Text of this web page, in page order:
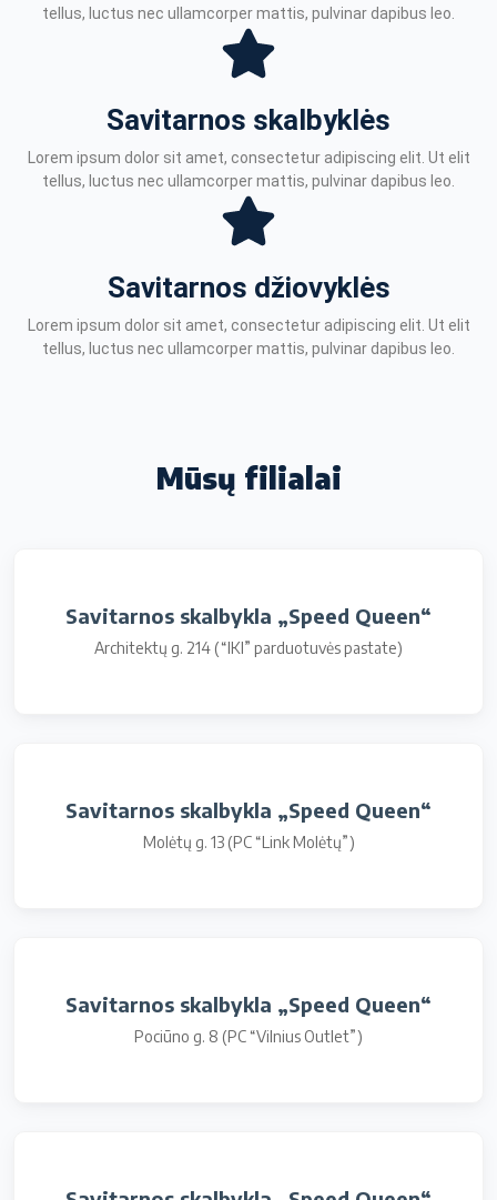
tellus, luctus nec ullamcorper mattis, pulvinar dapibus leo.
Savitarnos skalbyklės
Lorem ipsum dolor sit amet, consectetur adipiscing elit. Ut elit
tellus, luctus nec ullamcorper mattis, pulvinar dapibus leo.
Savitarnos džiovyklės
Lorem ipsum dolor sit amet, consectetur adipiscing elit. Ut elit
tellus, luctus nec ullamcorper mattis, pulvinar dapibus leo.
Mūsų filialai
Savitarnos skalbykla „Speed Queen“
Architektų g. 214 (“IKI” parduotuvės pastate)
Savitarnos skalbykla „Speed Queen“
Molėtų g. 13 (PC “Link Molėtų”)
Savitarnos skalbykla „Speed Queen“
Pociūno g. 8 (PC “Vilnius Outlet”)